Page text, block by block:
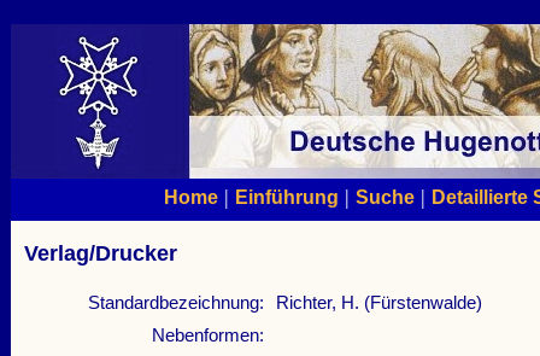
Home| Einführung | Suche| Detaillierte
Verlag/Drucker
Standardbezeichnung:
Richter, H. (Fürstenwalde)
Nebenformen: